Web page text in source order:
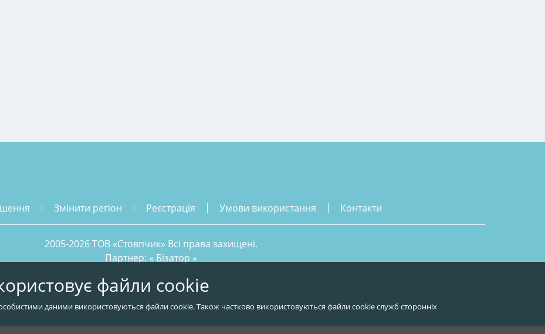
змінити регіон реєстрація умови використання контакти
2005-2026 ТОВ «Стовпчик» Всі права захищені.
Партнер: « Бізатор »
файли cookie
даними використовуються файли cookie. Також частково використовуються файли cookie служб сторонніх